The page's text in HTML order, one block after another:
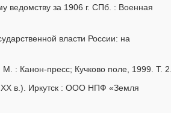
ведомству за 1906 г. СПб. : Военная
власти России: на
: Канон-пресс; Кучково поле, 1999. Т. 2.
ХХ в.). Иркутск : ООО НПФ «Земля